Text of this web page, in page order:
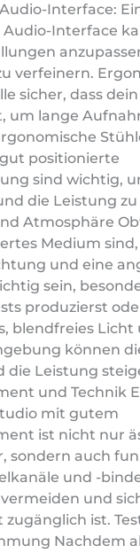
Interface:
Interface
verfeinern.
sicher, dass
um lange
positionierte
sind wichtig,
die Leistung
Atmosphäre
Medium
und eine
sein,
produzierst
blendfreies Licht
können
die Leistung
und Technik
mit gutem
ist nicht nur
sondern auch
und -
und
zugänglich ist.
Nachdem